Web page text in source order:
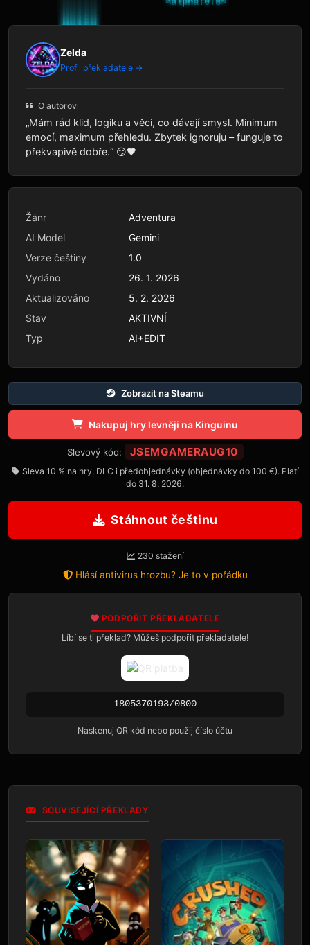
Zelda
Profil překladatele →
O autorovi
„Mám rád klid, logiku a věci, co dávají smysl. Minimum
emocí, maximum přehledu. Zbytek ignoruju – funguje to
překvapivě dobře.“ 😏🖤
Žánr
Adventura
AI Model
Gemini
Verze češtiny
1.0
Vydáno
26. 1. 2026
Aktualizováno
5. 2. 2026
Stav
AKTIVNÍ
Typ
AI+EDIT
Zobrazit na Steamu
Nakupuj hry levněji na Kinguinu
Slevový kód: JSEMGAMERAUG10
Sleva 10 % na hry, DLC i předobjednávky (objednávky do 100 €). Platí
do 31. 8. 2026.
Stáhnout češtinu
230 stažení
Hlásí antivirus hrozbu? Je to v pořádku
PODPOŘIT PŘEKLADATELE
Líbí se ti překlad? Můžeš podpořit překladatele!
1805370193/0800
Naskenuj QR kód nebo použij číslo účtu
SOUVISEJÍCÍ PŘEKLADY